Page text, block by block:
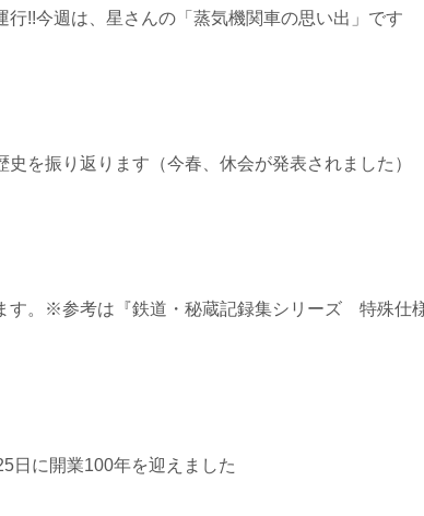
!!今週は、星さんの「蒸気機関車の思い出」です
を振り返ります（今春、休会が発表されました）
す。※参考は『鉄道・秘蔵記録集シリーズ 特殊
に開業100年を迎えました